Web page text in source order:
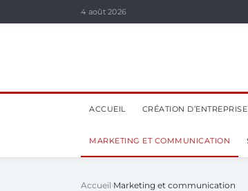
4 août 2026
ACCUEIL CRÉATION D’ENTREPRISE
MARKETING ET COMMUNICATION
Accueil Marketing et communication